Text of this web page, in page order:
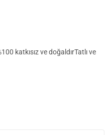
katkısız ve doğaldırTatlı ve